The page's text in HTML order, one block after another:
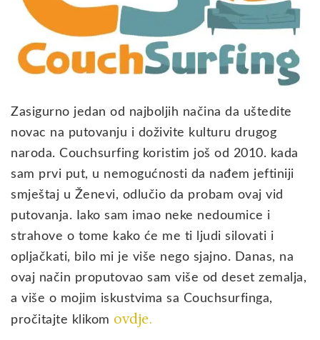
Zasigurno jedan od najboljih načina da uštedite
novac na putovanju i doživite kulturu drugog
naroda. Couchsurfing koristim još od 2010. kada
sam prvi put, u nemogućnosti da nađem jeftiniji
smještaj u Ženevi, odlučio da probam ovaj vid
putovanja. Iako sam imao neke nedoumice i
strahove o tome kako će me ti ljudi silovati i
opljačkati, bilo mi je više nego sjajno. Danas, na
ovaj način proputovao sam više od deset zemalja,
a više o mojim iskustvima sa Couchsurfinga,
pročitajte klikom ovdje.